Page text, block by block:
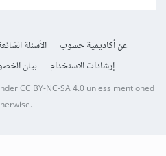
عن أكاديمية حسوب الأسئلة الشائعة
إرشادات الاستخدام
بيان
CC BY-NC-SA 4.0unless mentioned